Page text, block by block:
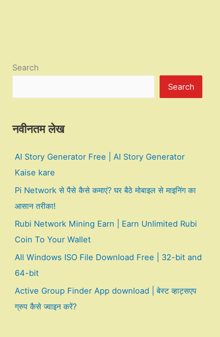
Search
Search
नवीनतम लेख
AI Story Generator Free | AI Story Generator
Kaise kare
Pi Network से पैसे कैसे कमाएं? घर बैठे मोबाइल से माइनिंग का
आसान तरीका!
Rubi Network Mining Earn | Earn Unlimited Rubi
Coin To Your Wallet
All Windows ISO File Download Free | 32-bit and
64-bit
Active Group Finder App download | बेस्ट व्हाट्सएप
ग्रुप कैसे ज्वाइन करें?